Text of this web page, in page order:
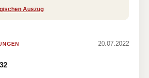
Auszug
20.07.2022